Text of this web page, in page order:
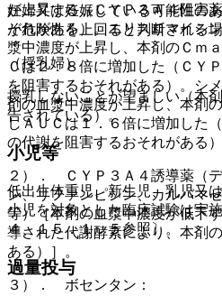
妊婦又は妊娠している可能性の
が危険性を上回ると判断される
（授乳婦）
授乳しないことが望ましい（本
告されている）。
小児等
低出生体重児、新生児、乳児又
小児を対象とした臨床試験は実
４、１５．１．５参照〕。
過量投与
が上昇する（ＣＹＰ３Ａ４阻害
それがある）。エリスロマイシ
漿中濃度が上昇し、本剤のＣｍ
Ｃは２．８倍に増加した（ＣＹ
を阻害するおそれがある）。シ
剤の血漿中濃度が上昇し、本剤
しＡＵＣは１．６倍に増加した
の代謝を阻害するおそれがある）
２）． ＣＹＰ３Ａ４誘導薬（
ン、リファンピシン、カルバマ
等）［本剤の血漿中濃度が低下
導された代謝酵素により、本剤
ある）］。
３）． ボセンタン：